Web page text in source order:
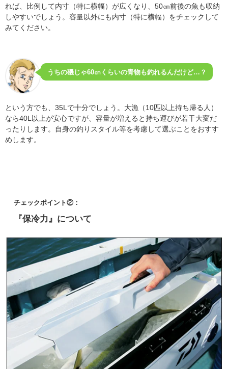
れば、比例して内寸（特に横幅）が広くなり、50㎝前後の魚も収納
しやすいでしょう。容量以外にも内寸（特に横幅）をチェックして
みてください。
うちの磯じゃ60㎝くらいの青物も釣れるんだけど…？
という方でも、35Lで十分でしょう。大漁（10匹以上持ち帰る人）
なら40L以上が安心ですが、容量が増えると持ち運びが若干大変だ
ったりします。自身の釣りスタイル等を考慮して選ぶことをおすす
めします。
チェックポイント②：
『保冷力』について